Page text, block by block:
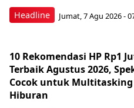
Headline Jumat, 7 Agu 2026 -
10 Rekomendasi HP Rp1
Terbaik Agustus 2026,
Cocok untuk
Hiburan